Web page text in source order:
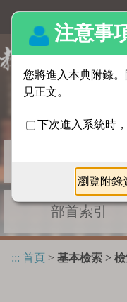
部首索引
::: 首頁 > 基本檢索 >